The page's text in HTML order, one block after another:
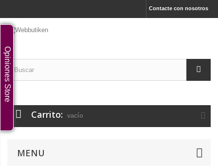
Contacte con nosotros
Carrito: vacío
MENU
Opiniones Store